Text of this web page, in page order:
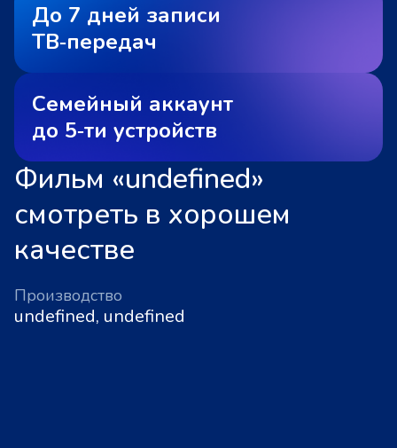
До 7 дней записи
ТВ‑передач
Семейный аккаунт
до 5‑ти устройств
Фильм «undefined»
смотреть в хорошем
качестве
Производство
undefined, undefined